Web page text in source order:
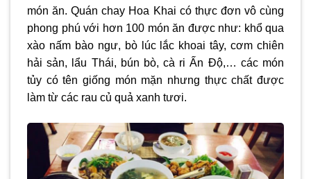
món ăn. Quán chay Hoa Khai có thực đơn vô cùng
phong phú với hơn 100 món ăn được như: khổ qua
xào nấm bào ngư, bò lúc lắc khoai tây, cơm chiên
hải sản, lẩu Thái, bún bò, cà ri Ấn Độ,… các món
tủy có tên giống món mặn nhưng thực chất được
làm từ các rau củ quả xanh tươi.